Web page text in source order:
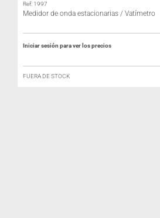
Ref: 1997
Medidor de onda estacionarias / Vatímetro
Iniciar sesión para ver los precios
FUERA DE STOCK